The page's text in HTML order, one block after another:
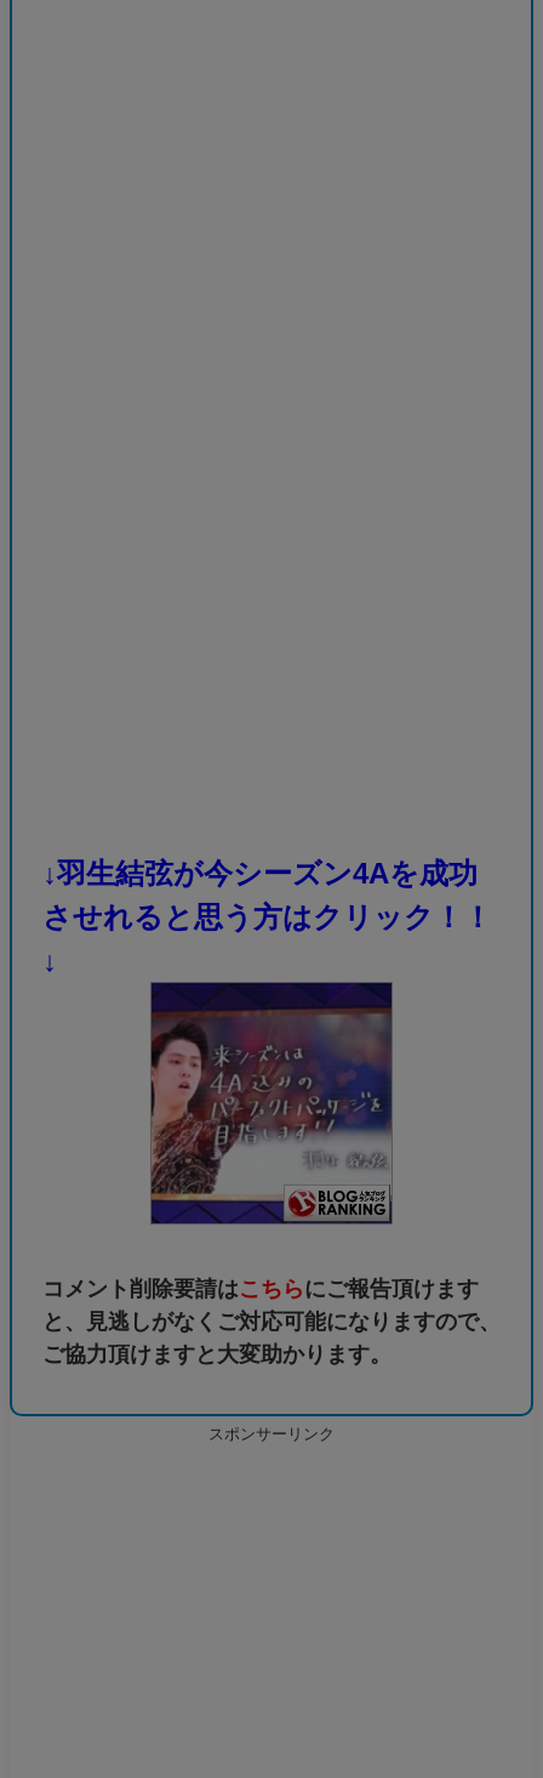
↓羽生結弦が今シーズン4Aを成功
させれると思う方はクリック！！
↓
コメント削除要請はこちら にご報告頂けます
と、見逃しがなくご対応可能になりますので、
ご協力頂けますと大変助かります。
スポンサーリンク